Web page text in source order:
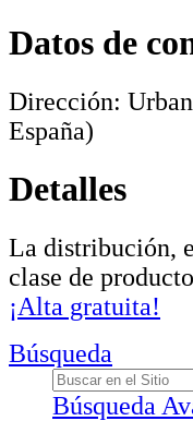
Datos de
Dirección:
España)
Detalles
La distribución,
clase de
¡Alta gratuita!
Búsqueda
Búsqueda